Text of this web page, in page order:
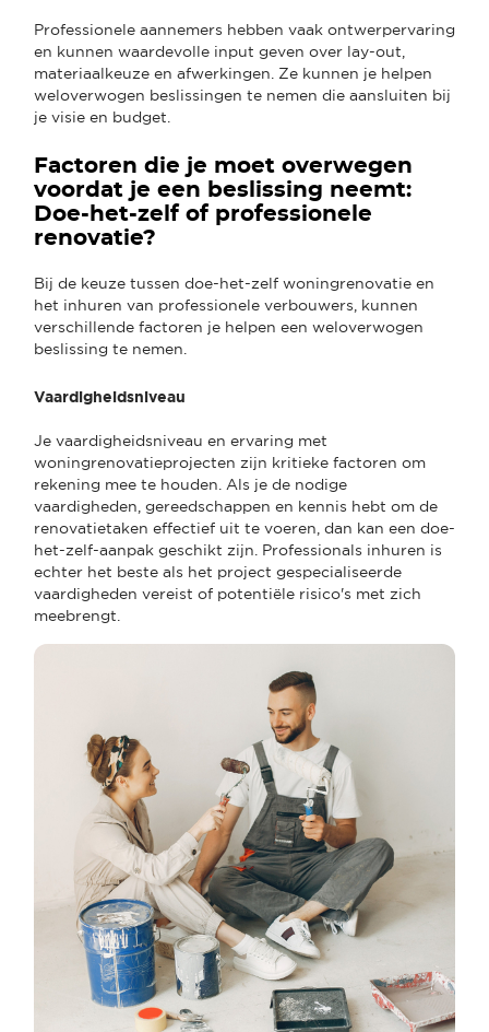
Professionele aannemers hebben vaak ontwerpervaring
en kunnen waardevolle input geven over lay-out,
materiaalkeuze en afwerkingen. Ze kunnen je helpen
weloverwogen beslissingen te nemen die aansluiten bij
je visie en budget.
Factoren die je moet overwegen
voordat je een beslissing neemt:
Doe-het-zelf of professionele
renovatie?
Bij de keuze tussen doe-het-zelf woningrenovatie en
het inhuren van professionele verbouwers, kunnen
verschillende factoren je helpen een weloverwogen
beslissing te nemen.
Vaardigheidsniveau
Je vaardigheidsniveau en ervaring met
woningrenovatieprojecten zijn kritieke factoren om
rekening mee te houden. Als je de nodige
vaardigheden, gereedschappen en kennis hebt om de
renovatietaken effectief uit te voeren, dan kan een doe-
het-zelf-aanpak geschikt zijn. Professionals inhuren is
echter het beste als het project gespecialiseerde
vaardigheden vereist of potentiële risico's met zich
meebrengt.